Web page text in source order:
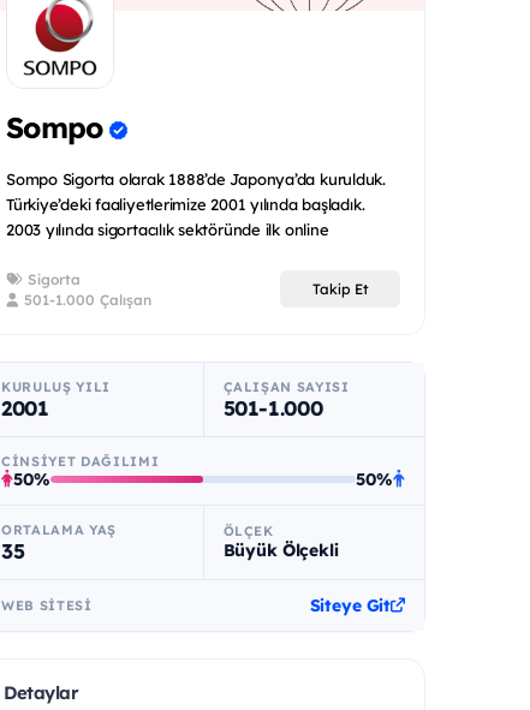
Sompo
Sompo Sigorta olarak 1888’de Japonya’da kurulduk.
Türkiye’deki faaliyetlerimize 2001 yılında başladık.
2003 yılında sigortacılık sektöründe ilk online
Sigorta
501-1.000 Çalışan
Takip Et
KURULUŞ YILI
2001
ÇALIŞAN SAYISI
501-1.000
CINSIYET DAĞILIMI
50% 50%
ORTALAMA YAŞ
35
ÖLÇEK
Büyük Ölçekli
WEB SITESI Siteye Git
Detaylar